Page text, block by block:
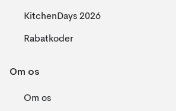
KitchenDays 2026
Rabatkoder
Om os
Om os